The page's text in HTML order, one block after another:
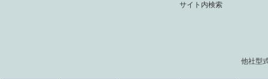
サイト内検索
他社型